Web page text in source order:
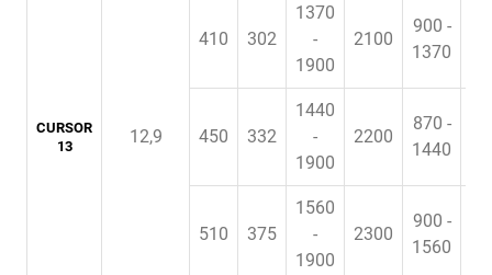
CURSOR
13
12,9
410 302
1370
-
1900
2100
900 -
1370
450 332
1440
-
1900
2200
870 -
1440
510 375
1560
-
1900
2300
900 -
1560